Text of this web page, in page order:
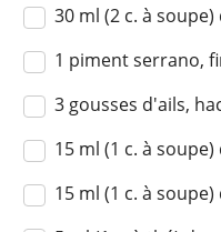
30 ml (2 c. à
1 piment serrano,
3 gousses d'ails,
15 ml (1 c. à
15 ml (1 c. à